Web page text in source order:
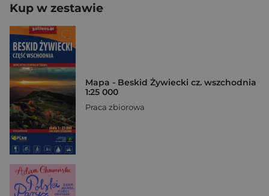
Kup w zestawie
Mapa - Beskid Żywiecki cz. wszchodnia
1:25 000
Praca zbiorowa